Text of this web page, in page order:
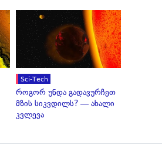
Sci-Tech
როგორ უნდა გადავურჩეთ
მზის სიკვდილს? — ახალი
კვლევა